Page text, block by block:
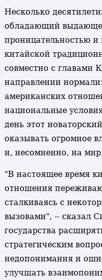
Несколько
обладающий
проницательностью
китайской
совместно с главами
направлении
американских
национальные
день этот
оказывать огромное
и, несомненно, на
"В настоящее время
отношения
сталкиваясь с
вызовами", -- сказал
государства
стратегическим
недопонимания и
улучшать